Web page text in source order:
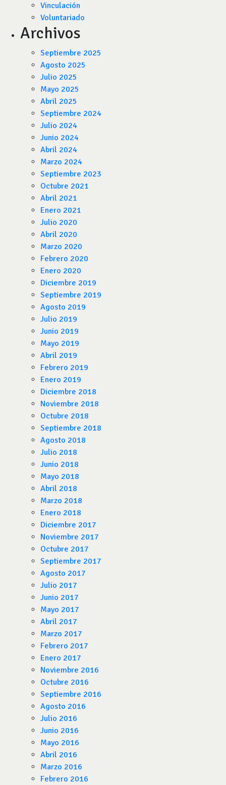
Vinculación
Voluntariado
Archivos
Septiembre 2025
Agosto 2025
Julio 2025
Mayo 2025
Abril 2025
Septiembre 2024
Julio 2024
Junio 2024
Abril 2024
Marzo 2024
Septiembre 2023
Octubre 2021
Abril 2021
Enero 2021
Julio 2020
Abril 2020
Marzo 2020
Febrero 2020
Enero 2020
Diciembre 2019
Septiembre 2019
Agosto 2019
Julio 2019
Junio 2019
Mayo 2019
Abril 2019
Febrero 2019
Enero 2019
Diciembre 2018
Noviembre 2018
Octubre 2018
Septiembre 2018
Agosto 2018
Julio 2018
Junio 2018
Mayo 2018
Abril 2018
Marzo 2018
Enero 2018
Diciembre 2017
Noviembre 2017
Octubre 2017
Septiembre 2017
Agosto 2017
Julio 2017
Junio 2017
Mayo 2017
Abril 2017
Marzo 2017
Febrero 2017
Enero 2017
Noviembre 2016
Octubre 2016
Septiembre 2016
Agosto 2016
Julio 2016
Junio 2016
Mayo 2016
Abril 2016
Marzo 2016
Febrero 2016